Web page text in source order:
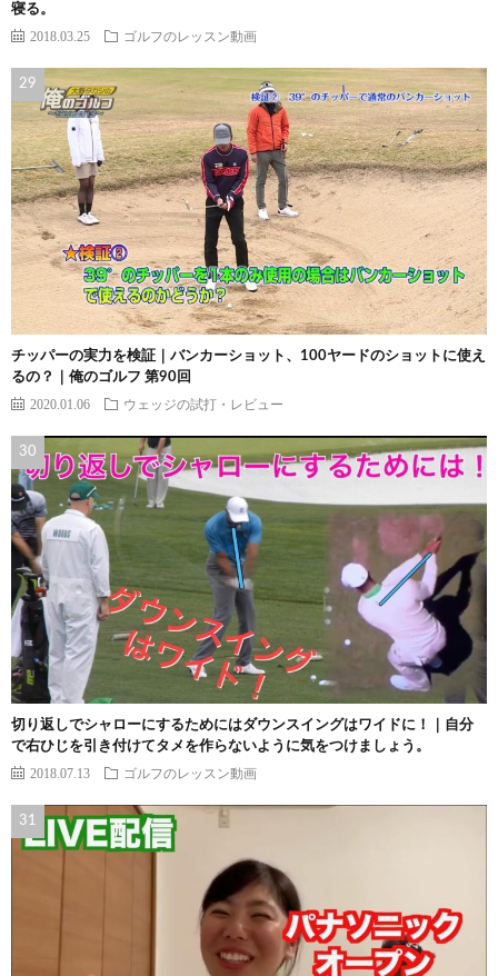
寝る。
2018.03.25 ゴルフのレッスン動画
チッパーの実力を検証｜バンカーショット、100ヤードのショットに使え
るの？｜俺のゴルフ 第90回
2020.01.06 ウェッジの試打・レビュー
切り返しでシャローにするためにはダウンスイングはワイドに！｜自分
で右ひじを引き付けてタメを作らないように気をつけましょう。
2018.07.13 ゴルフのレッスン動画